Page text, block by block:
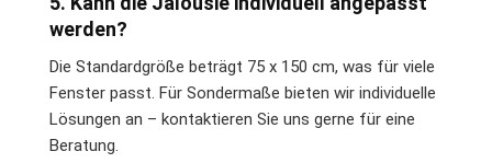
werden?
Die Standardgröße beträgt 75 x 150 cm, was für viele
Fenster passt. Für Sondermaße bieten wir individuelle
Lösungen an – kontaktieren Sie uns gerne für eine
Beratung.